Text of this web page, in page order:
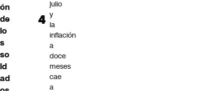
ón
de
lo
s
so
ld
ad
julio
y
la
inflación
a
doce
meses
cae
a